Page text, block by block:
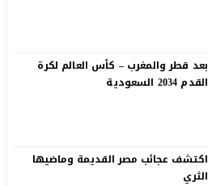
بعد قطر والمغرب – كأس العالم لكرة
القدم 2034 السعودية
اكتشف عجائب مصر القديمة وماضيها
الثري